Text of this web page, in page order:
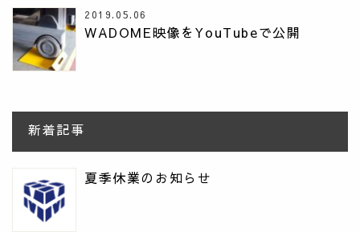
2019.05.06
WADOME映像をYouTubeで公開
新着記事
夏季休業のお知らせ